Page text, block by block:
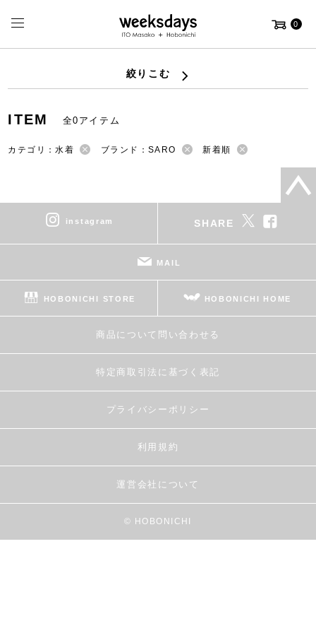
0
絞りこむ
ITEM 全0アイテム
カテゴリ：水着 ブランド：SARO 新着順
instagram SHARE
MAIL
HOBONICHI STORE HOBONICHI HOME
商品について問い合わせる
特定商取引法に基づく表記
プライバシーポリシー
利用規約
運営会社について
© HOBONICHI